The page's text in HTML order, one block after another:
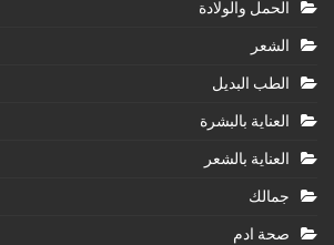
الحمل والولادة
الشعر
الطب البديل
العناية بالبشرة
العناية بالشعر
جمالك
صحة ادم